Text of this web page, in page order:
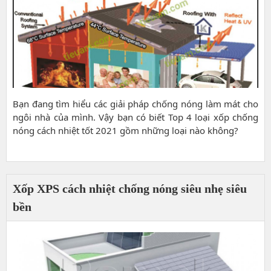
Bạn đang tìm hiểu các giải pháp chống nóng làm mát cho
ngôi nhà của mình. Vậy bạn có biết Top 4 loại xốp chống
nóng cách nhiệt tốt 2021 gồm những loại nào không?
Xốp XPS cách nhiệt chống nóng siêu nhẹ siêu
bền